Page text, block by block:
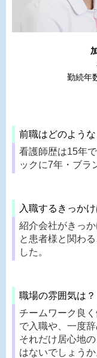
勤続年
前職はどのよう
看護師歴は15年
ックに7年・ブラ
入職するきっかけ
紹介会社がきっ
と患者様と関わ
した。
職場の雰囲気は？
チームワーク良
で入職や、一度
それだけ居心地
はないでしょう